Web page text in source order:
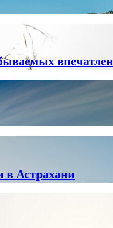
в Астрахани